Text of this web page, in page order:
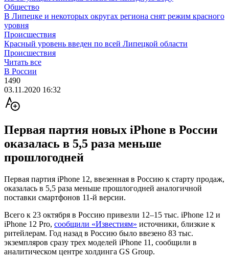
Общество
В Липецке и некоторых округах региона снят режим красного
уровня
Происшествия
Красный уровень введен по всей Липецкой области
Происшествия
Читать все
В России
1490
03.11.2020 16:32
Первая партия новых iPhone в России
оказалась в 5,5 раза меньше
прошлогодней
Первая партия iPhone 12, ввезенная в Россию к старту продаж,
оказалась в 5,5 раза меньше прошлогодней аналогичной
поставки смартфонов 11-й версии.
Всего к 23 октября в Россию привезли 12–15 тыс. iPhone 12 и
iPhone 12 Pro, сообщили «Известиям» источники, близкие к
ритейлерам. Год назад в Россию было ввезено 83 тыс.
экземпляров сразу трех моделей iPhone 11, сообщили в
аналитическом центре холдинга GS Group.